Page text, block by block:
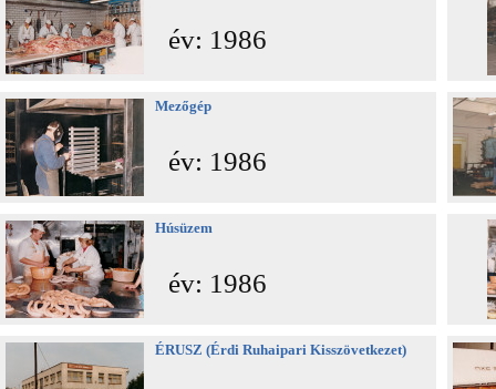
év: 1986
Mezőgép
év: 1986
Húsüzem
év: 1986
ÉRUSZ (Érdi Ruhaipari Kisszövetkezet)